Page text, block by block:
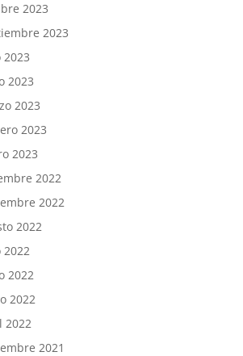
2023
2023
2023
2023
2023
2023
2022
2022
2022
2022
2022
2022
2022
2021